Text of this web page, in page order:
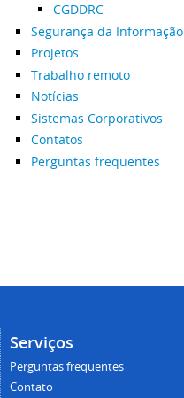
CGDDRC
Segurança da Informação
Projetos
Trabalho remoto
Notícias
Sistemas Corporativos
Contatos
Perguntas frequentes
Serviços
Perguntas frequentes
Contato